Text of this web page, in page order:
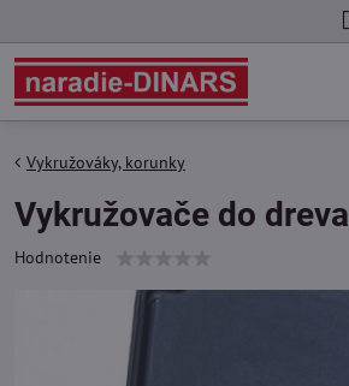
Vykružováky, korunky
Vykružovače do dreva
Hodnotenie